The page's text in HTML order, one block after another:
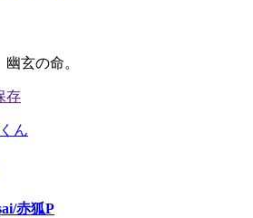
玄の命。
赤狐P